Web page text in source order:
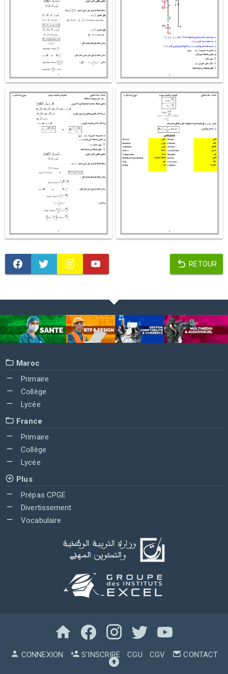
RETOUR
Maroc
Primaire
Collège
Lycée
France
Primaire
Collège
Lycée
Plus
Prépas CPGE
Divertissement
Vocabulaire
CONNEXION S'INSCRIRE CGU CGV CONTACT